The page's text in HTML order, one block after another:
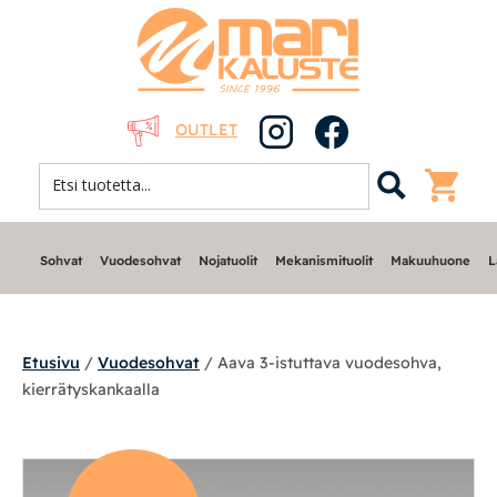
OUTLET
Nojatuolit
Sohvat Vuodesohvat Nojatuolit Mekanismituolit Makuuhuone
Etusivu / Vuodesohvat / Aava 3-istuttava vuodesohva,
kierrätyskankaalla